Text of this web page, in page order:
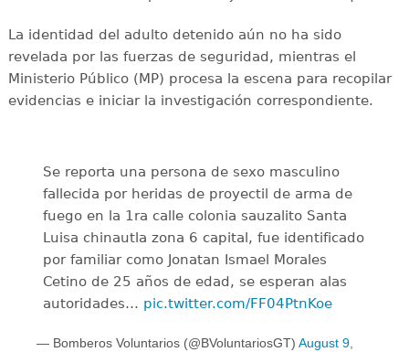
La identidad del adulto detenido aún no ha sido
revelada por las fuerzas de seguridad, mientras el
Ministerio Público (MP) procesa la escena para recopilar
evidencias e iniciar la investigación correspondiente.
Se reporta una persona de sexo masculino
fallecida por heridas de proyectil de arma de
fuego en la 1ra calle colonia sauzalito Santa
Luisa chinautla zona 6 capital, fue identificado
por familiar como Jonatan Ismael Morales
Cetino de 25 años de edad, se esperan alas
autoridades… pic.twitter.com/FF04PtnKoe
— Bomberos Voluntarios (@BVoluntariosGT) August 9,